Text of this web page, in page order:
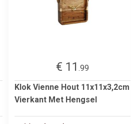
€ 11 .99
Klok Vienne Hout 11x11x3,2cm
Vierkant Met Hengsel